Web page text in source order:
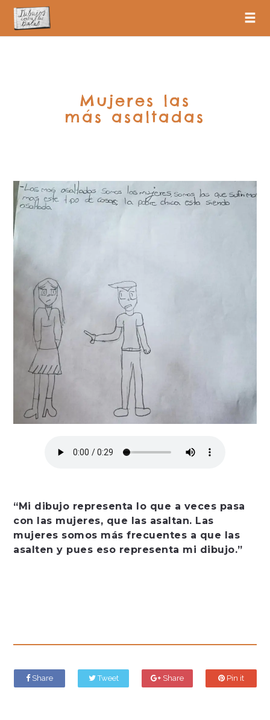
Mujeres las
más asaltadas
“Mi dibujo representa lo que a veces pasa
con las mujeres, que las asaltan. Las
mujeres somos más frecuentes a que las
asalten y pues eso representa mi dibujo.”
Share Tweet Share Pin it